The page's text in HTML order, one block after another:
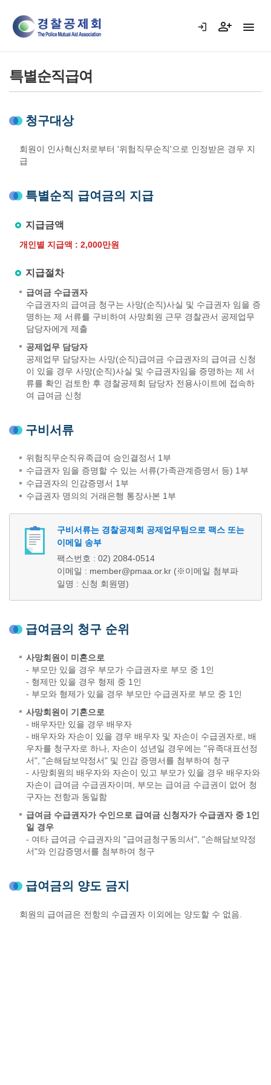
특별순직급여
청구대상
회원이 인사혁신처로부터 '위험직무순직'으로 인정받은 경우 지
급
특별순직 급여금의 지급
지급금액
개인별 지급액 : 2,000만원
지급절차
급여금 수급권자
수급권자의 급여금 청구는 사망(순직)사실 및 수급권자 임을 증
명하는 제 서류를 구비하여 사망회원 근무 경찰관서 공제업무
담당자에게 제출
공제업무 담당자
공제업무 담당자는 사망(순직)급여금 수급권자의 급여금 신청
이 있을 경우 사망(순직)사실 및 수급권자임을 증명하는 제 서
류를 확인 검토한 후 경찰공제회 담당자 전용사이트에 접속하
여 급여금 신청
구비서류
위험직무순직유족급여 승인결정서 1부
수급권자 임을 증명할 수 있는 서류(가족관계증명서 등) 1부
수급권자의 인감증명서 1부
수급권자 명의의 거래은행 통장사본 1부
구비서류는 경찰공제회 공제업무팀으로 팩스 또는
이메일 송부
팩스번호 : 02) 2084-0514
이메일 : member@pmaa.or.kr (※이메일 첨부파
일명 : 신청 회원명)
급여금의 청구 순위
사망회원이 미혼으로
- 부모만 있을 경우 부모가 수급권자로 부모 중 1인
- 형제만 있을 경우 형제 중 1인
- 부모와 형제가 있을 경우 부모만 수급권자로 부모 중 1인
사망회원이 기혼으로
- 배우자만 있을 경우 배우자
- 배우자와 자손이 있을 경우 배우자 및 자손이 수급권자로, 배
우자를 청구자로 하나, 자손이 성년일 경우에는 "유족대표선정
서", "손해담보약정서" 및 인감 증명서를 첨부하여 청구
- 사망회원의 배우자와 자손이 있고 부모가 있을 경우 배우자와
자손이 급여금 수급권자이며, 부모는 급여금 수급권이 없어 청
구자는 전항과 동일함
급여금 수급권자가 수인으로 급여금 신청자가 수급권자 중 1인
일 경우
- 여타 급여금 수급권자의 "급여금청구동의서", "손해담보약정
서"와 인감증명서를 첨부하여 청구
급여금의 양도 금지
회원의 급여금은 전항의 수급권자 이외에는 양도할 수 없음.